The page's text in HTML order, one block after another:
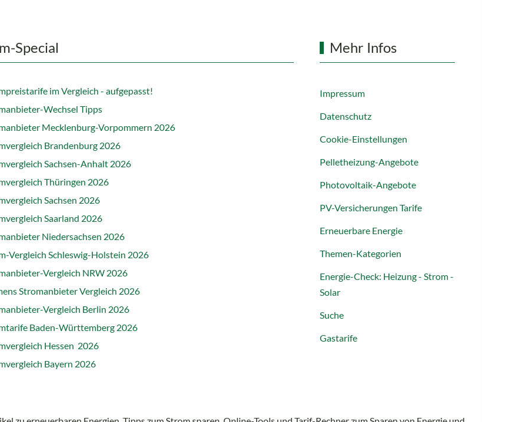
Special
im Vergleich - aufgepasst!
Wechsel Tipps
Mecklenburg-Vorpommern 2026
Brandenburg 2026
Sachsen-Anhalt 2026
Thüringen 2026
Sachsen 2026
Saarland 2026
Niedersachsen 2026
Vergleich Schleswig-Holstein 2026
Vergleich NRW 2026
Stromanbieter Vergleich 2026
Vergleich Berlin 2026
Baden-Württemberg 2026
Hessen 2026
Bayern 2026
Mehr Infos
Impressum
Datenschutz
Cookie-Einstellungen
Pelletheizung-Angebote
Photovoltaik-Angebote
PV-Versicherungen Tarife
Erneuerbare Energie
Themen-Kategorien
Energie-Check: Heizung - Strom -
Solar
Suche
Gastarife